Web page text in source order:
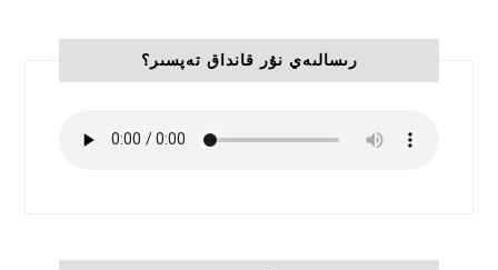
رىسالىەي نۇر قانداق تەپسىر؟